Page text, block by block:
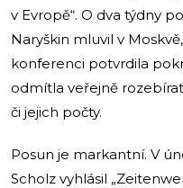
v Evropě“. O dva týdny
Naryškin mluvil v
konferenci potvrdila
odmítla veřejně
či jejich počty.
Posun je markantní. V
Scholz vyhlásil